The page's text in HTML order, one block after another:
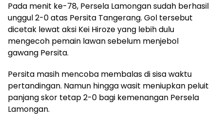
Pada menit ke-78, Persela Lamongan sudah berhasil
unggul 2-0 atas Persita Tangerang. Gol tersebut
dicetak lewat aksi Kei Hiroze yang lebih dulu
mengecoh pemain lawan sebelum menjebol
gawang Persita.
Persita masih mencoba membalas di sisa waktu
pertandingan. Namun hingga wasit meniupkan peluit
panjang skor tetap 2-0 bagi kemenangan Persela
Lamongan.